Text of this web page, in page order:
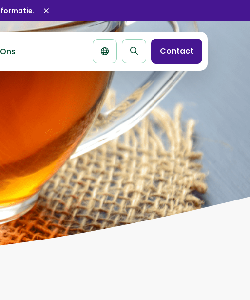
alertbar
Zoek
pagina
Contact